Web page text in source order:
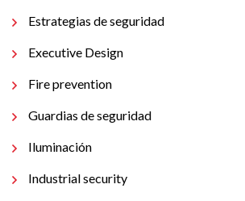
Estrategias de seguridad
Executive Design
Fire prevention
Guardias de seguridad
Iluminación
Industrial security